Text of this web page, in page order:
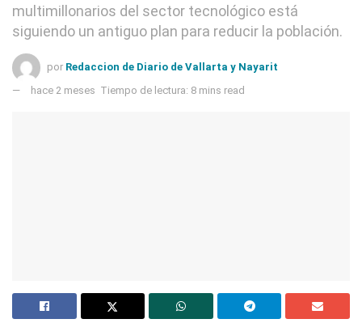
multimillonarios del sector tecnológico está
siguiendo un antiguo plan para reducir la población.
por Redaccion de Diario de Vallarta y Nayarit
hace 2 meses Tiempo de lectura: 8 mins read